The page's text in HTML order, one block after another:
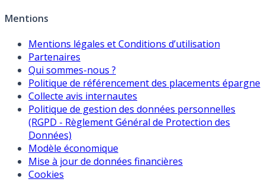
Mentions
Mentions légales et Conditions d’utilisation
Partenaires
Qui sommes-nous ?
Politique de référencement des placements épargne
Collecte avis internautes
Politique de gestion des données personnelles
(RGPD - Règlement Général de Protection des
Données)
Modèle économique
Mise à jour de données financières
Cookies